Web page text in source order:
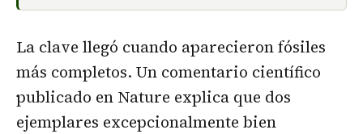
La clave llegó cuando aparecieron fósiles
más completos. Un comentario científico
publicado en Nature explica que dos
ejemplares excepcionalmente bien